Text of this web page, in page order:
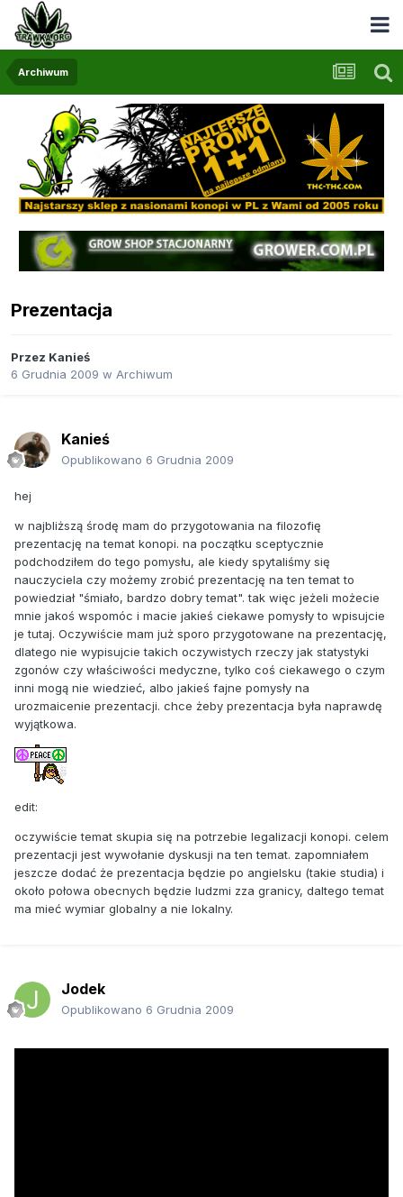
Archiwum
Prezentacja
Przez Kanieś
6 Grudnia 2009 w Archiwum
Kanieś
Opublikowano 6 Grudnia 2009
hej
w najbliższą środę mam do przygotowania na filozofię
prezentację na temat konopi. na początku sceptycznie
podchodziłem do tego pomysłu, ale kiedy spytaliśmy się
nauczyciela czy możemy zrobić prezentację na ten temat to
powiedział "śmiało, bardzo dobry temat". tak więc jeżeli możecie
mnie jakoś wspomóc i macie jakieś ciekawe pomysły to wpisujcie
je tutaj. Oczywiście mam już sporo przygotowane na prezentację,
dlatego nie wypisujcie takich oczywistych rzeczy jak statystyki
zgonów czy właściwości medyczne, tylko coś ciekawego o czym
inni mogą nie wiedzieć, albo jakieś fajne pomysły na
urozmaicenie prezentacji. chce żeby prezentacja była naprawdę
wyjątkowa.
edit:
oczywiście temat skupia się na potrzebie legalizacji konopi. celem
prezentacji jest wywołanie dyskusji na ten temat. zapomniałem
jeszcze dodać że prezentacja będzie po angielsku (takie studia) i
około połowa obecnych będzie ludzmi zza granicy, daltego temat
ma mieć wymiar globalny a nie lokalny.
Jodek
Opublikowano 6 Grudnia 2009